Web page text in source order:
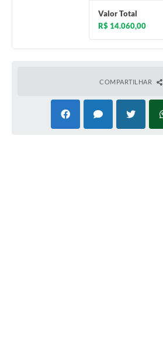
Valor Total
R$ 14.060,00
COMPARTILHAR